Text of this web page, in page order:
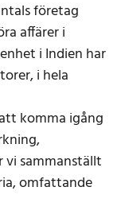
företag
affärer i
i Indien har
i hela
komma igång
vi sammanställt
omfattande